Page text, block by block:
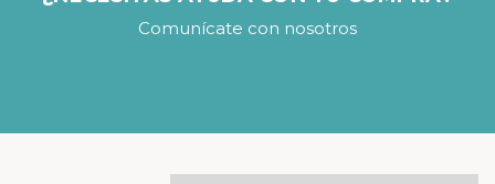
Comunícate con nosotros